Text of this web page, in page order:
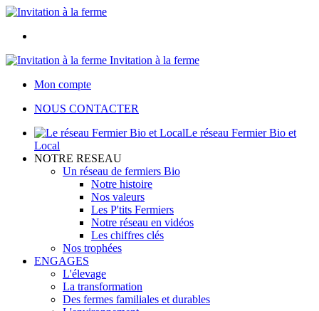
Invitation à la ferme
Mon compte
NOUS CONTACTER
Le réseau Fermier Bio et
Local
NOTRE RESEAU
Un réseau de fermiers Bio
Notre histoire
Nos valeurs
Les P'tits Fermiers
Notre réseau en vidéos
Les chiffres clés
Nos trophées
ENGAGES
L'élevage
La transformation
Des fermes familiales et durables